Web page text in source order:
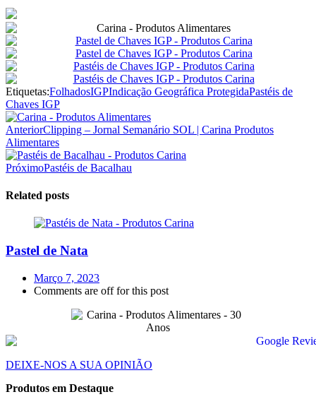
Etiquetas:FolhadosIGPIndicação Geográfica ProtegidaPastéis de
Chaves IGP
Post
navigation
AnteriorClipping – Jornal Semanário SOL | Carina Produtos
Alimentares
PróximoPastéis de Bacalhau
Related posts
Pastel de Nata
Posted
on
Março 7, 2023
Comments are off for this post
DEIXE-NOS A SUA OPINIÃO
Produtos em Destaque